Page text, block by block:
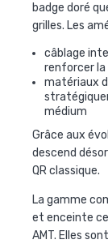
badge doré
grilles. Les
câblage
renforcer la
matériaux
médium
Grâce aux
descend
QR classique.
La gamme
et enceinte
AMT. Elles